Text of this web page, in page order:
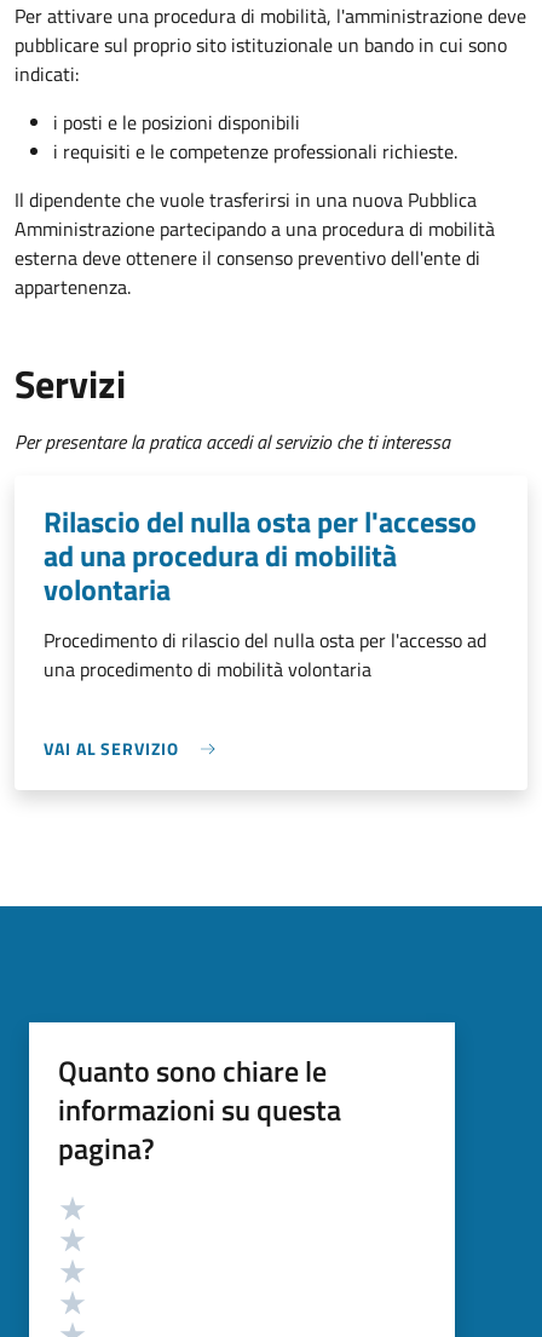
Per attivare una procedura di mobilità, l'amministrazione deve
pubblicare sul proprio sito istituzionale un bando in cui sono
indicati:
i posti e le posizioni disponibili
i requisiti e le competenze professionali richieste.
Il dipendente che vuole trasferirsi in una nuova Pubblica
Amministrazione partecipando a una procedura di mobilità
esterna deve ottenere il consenso preventivo dell'ente di
appartenenza.
Servizi
Per presentare la pratica accedi al servizio che ti interessa
Rilascio del nulla osta per l'accesso
ad una procedura di mobilità
volontaria
Procedimento di rilascio del nulla osta per l'accesso ad
una procedimento di mobilità volontaria
VAI AL SERVIZIO
Quanto sono chiare le
informazioni su questa
pagina?
Valutazione